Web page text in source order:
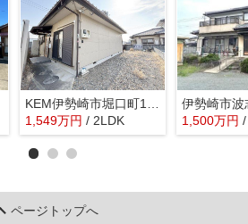
1,549万円 / 2LDK 1,500万円
ページトップへ